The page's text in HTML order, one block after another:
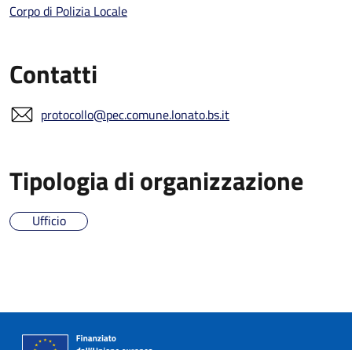
Corpo di Polizia Locale
Contatti
protocollo@pec.comune.lonato.bs.it
Tipologia di organizzazione
Ufficio